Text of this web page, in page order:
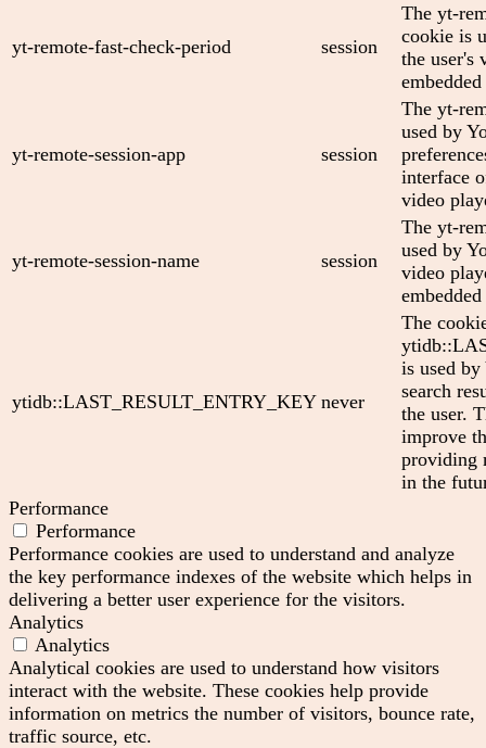
yt-remote-fast-check-period session
The yt-
cookie is
the user's
yt-remote-session-app session
The yt-
used by
interface
video
yt-remote-session-name session
The yt-
used by
video
ytidb::LAST_RESULT_ENTRY_KEY never
The
is used by
search
the user.
improve
providing
in the
Performance
Performance
Performance cookies are used to understand and analyze
the key performance indexes of the website which helps in
delivering a better user experience for the visitors.
Analytics
Analytics
Analytical cookies are used to understand how visitors
interact with the website. These cookies help provide
information on metrics the number of visitors, bounce rate,
traffic source, etc.